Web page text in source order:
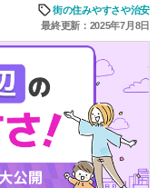
街の住みやすさや治安
最終更新：2025年7月8日